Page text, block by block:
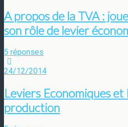
A propos de la TVA :
son rôle de levier
5 réponses
24/12/2014
Leviers Economiques et
production